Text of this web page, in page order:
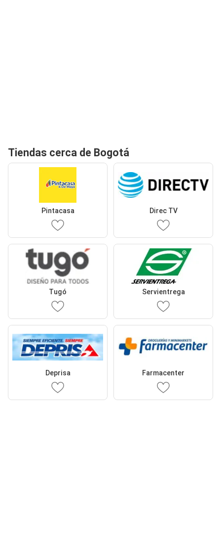
Tiendas cerca de Bogotá
Pintacasa Direc TV
Tugó Servientrega
Deprisa Farmacenter